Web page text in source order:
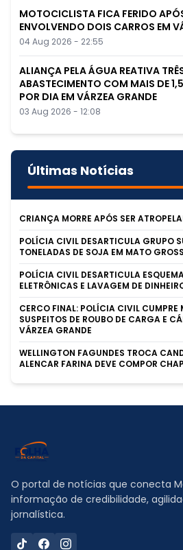
MOTOCICLISTA FICA FERIDO
ENVOLVENDO DOIS CARROS EM
04 Aug 2026 - 22:55
ALIANÇA PELA ÁGUA REATIVA
ABASTECIMENTO COM MAIS DE
POR DIA EM VÁRZEA GRANDE
03 Aug 2026 - 12:08
Últimas Notícias
CRIANÇA MORRE APÓS SER
POLÍCIA CIVIL DESARTICULA GRUPO
TONELADAS DE SOJA EM MATO
POLÍCIA CIVIL DESARTICULA
ELETRÔNICAS E LAVAGEM DE
CERCO FINAL: POLÍCIA CIVIL
SUSPEITOS DE ROUBO DE CARGA E
VÁRZEA GRANDE
WELLINGTON FAGUNDES TROCA
ALENCAR FARINA DEVE COMPOR
O portal de notícias que conecta
informação de credibilidade,
jornalística.